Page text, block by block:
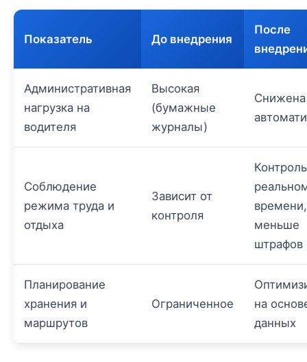
Показатель До внедрения
После
Административная
нагрузка на
водителя
Высокая
(бумажные
журналы)
Снижена
Соблюдение
режима труда и
отдыха
Зависит от
контроля
времени,
меньше
штрафов
Планирование
хранения и
маршрутов
Ограниченное
на
данных